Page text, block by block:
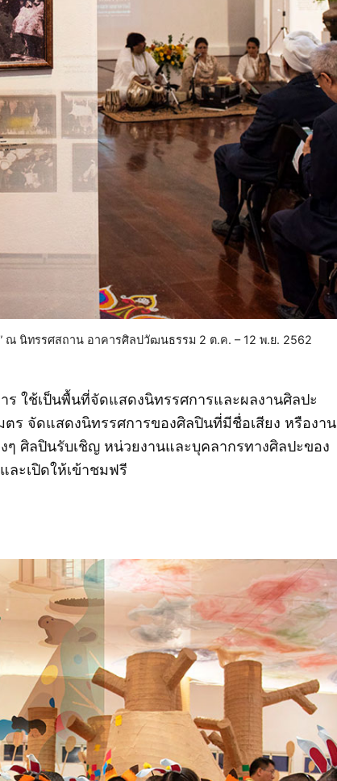
ณ นิทรรศสถาน อาคารศิลปวัฒนธรรม 2 ต.ค. – 12 พ.ย. 2562
ใช้เป็นพื้นที่จัดแสดงนิทรรศการและผลงานศิลปะ
ร จัดแสดงนิทรรศการของศิลปินที่มีชื่อเสียง หรืองาน
ๆ ศิลปินรับเชิญ หน่วยงานและบุคลากรทางศิลปะของ
ะเปิดให้เข้าชมฟรี